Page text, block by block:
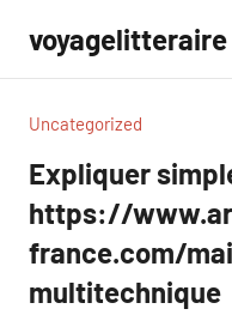
contenu
voyagelitteraire
Uncategorized
Expliquer
https://
france.com/
multitechnique